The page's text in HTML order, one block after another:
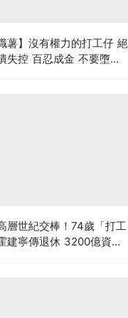
薯】沒有權力的打工仔 絕
失控 百忍成金 不要墮入
層世紀交棒！74歲「打工
建寧傳退休 3200億資產